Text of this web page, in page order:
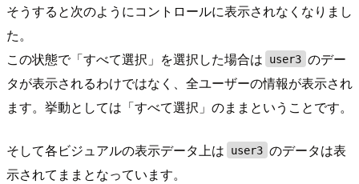
そうすると次のようにコントロールに表示されなくなりまし
た。
この状態で「すべて選択」を選択した場合は
user3 のデー
タが表示されるわけではなく、全ユーザーの情報が表示され
ます。挙動としては「すべて選択」のままということです。
そして各ビジュアルの表示データ上は user3 のデータは表
示されてままとなっています。